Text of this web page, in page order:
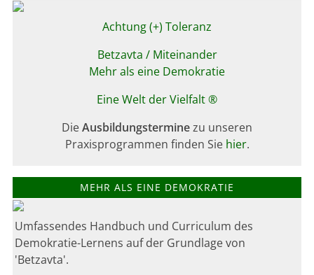
Achtung (+) Toleranz
Betzavta / Miteinander
Mehr als eine Demokratie
Eine Welt der Vielfalt®
DieAusbildungsterminezu unseren
Praxisprogrammen finden Sie hier.
MEHR ALS EINE DEMOKRATIE
Umfassendes Handbuch und Curriculum des
Demokratie-Lernens auf der Grundlage von
'Betzavta'.